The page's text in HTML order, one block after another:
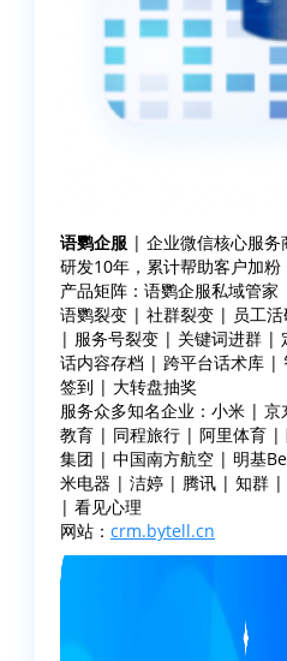
语鹦企服 | 企业微信核心服务
研发10年，累计帮助客户加粉
产品矩阵：语鹦企服私域管
语鹦裂变 | 社群裂变 | 员工
| 服务号裂变 | 关键词进群 |
话内容存档 | 跨平台话术库
签到 | 大转盘抽奖
服务众多知名企业：小米 |
教育 | 同程旅行 | 阿里体育
集团 | 中国南方航空 | 明基
米电器 | 洁婷 | 腾讯 | 知群 |
| 看见心理
网站： crm.bytell.cn